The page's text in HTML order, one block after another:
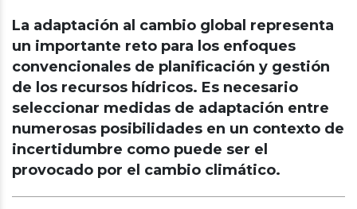
La adaptación al cambio global representa
un importante reto para los enfoques
convencionales de planificación y gestión
de los recursos hídricos. Es necesario
seleccionar medidas de adaptación entre
numerosas posibilidades en un contexto de
incertidumbre como puede ser el
provocado por el cambio climático.